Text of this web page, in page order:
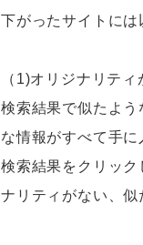
下がったサイトには
（1)オリジナリティ
検索結果で似たよ
な情報がすべて手
検索結果をクリッ
ナリティがない、似